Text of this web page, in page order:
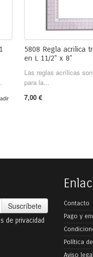
5808 Regla acrilica
en L 11/2" x 8"
Las reglas acrílicas
para la...
7,00 €
Suscríbete
de privacidad
Contacto
Pago y
Política
Aviso legal